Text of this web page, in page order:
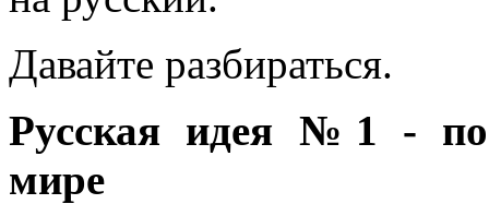
Давайте разбираться.
Русская идея №1 -
мире